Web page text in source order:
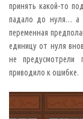
принять какой-то
падало до нуля… а
переменная
единицу от нуля
не предусмотрели
приводило к ошибке.
х
…
С
о
г
л
а
н
В